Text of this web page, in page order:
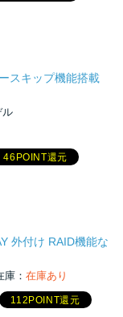
スキップ機能搭載
ル
46POINT還元
外付け RAID機能な
庫： 在庫あり
112POINT還元